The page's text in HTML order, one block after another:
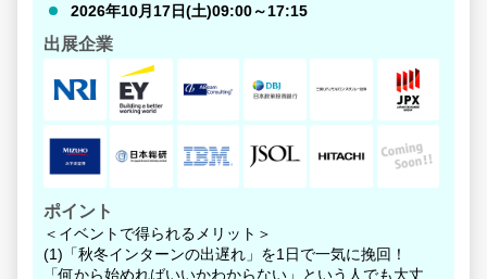
2026年10月17日(土)09:00～17:15
出展企業
ポイント
＜イベントで得られるメリット＞
(1)「秋冬インターンの出遅れ」を1日で一気に挽回！
「何から始めればいいかわからない」という人でも大丈